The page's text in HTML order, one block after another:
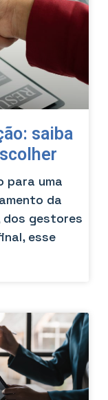
saiba
para uma
da
dos gestores
esse